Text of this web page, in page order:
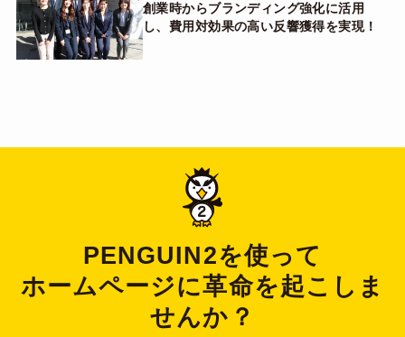
創業時からブランディング強化に活用
し、費用対効果の高い反響獲得を実現！
PENGUIN2を使って
ホームページに革命を起こしま
せんか？